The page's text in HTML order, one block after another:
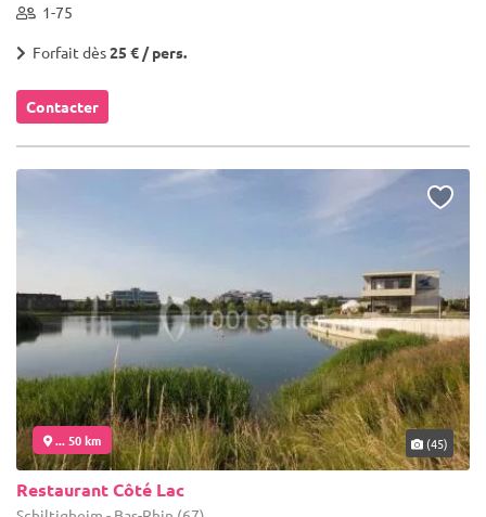
1-75
Forfait dès25 € / pers.
Contacter
... 50 km (45)
Restaurant Côté Lac